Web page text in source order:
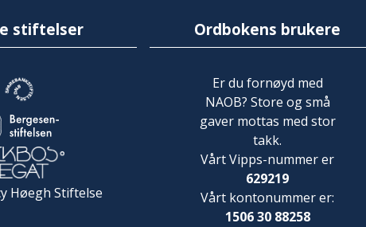
stiftelser
Høegh Stiftelse
Ordbokens brukere
Er du fornøyd med
NAOB? Store og små
gaver mottas med stor
takk.
Vårt Vipps-nummer er
629219
Vårt kontonummer er:
1506 30 88258